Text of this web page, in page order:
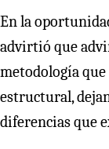
En la
advirtió que
metodología
estructural,
diferencias que